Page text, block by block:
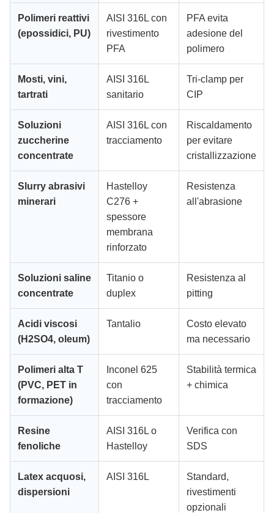
Polimeri reattivi
(epossidici, PU)
AISI 316L con
rivestimento
PFA
PFA evita
adesione del
polimero
Mosti, vini,
tartrati
AISI 316L
sanitario
Tri-clamp per
CIP
Soluzioni
zuccherine
concentrate
AISI 316L con
tracciamento
Riscaldamento
per evitare
cristallizzazione
Slurry abrasivi
minerari
Hastelloy
C276 +
spessore
membrana
rinforzato
Resistenza
all'abrasione
Soluzioni saline
concentrate
Titanio o
duplex
Resistenza al
pitting
Acidi viscosi
(H2SO4, oleum)
Tantalio
Costo elevato
ma necessario
Polimeri alta T
(PVC, PET in
formazione)
Inconel 625
con
tracciamento
Stabilità termica
+ chimica
Resine
fenoliche
AISI 316L o
Hastelloy
Verifica con
SDS
Latex acquosi,
dispersioni
AISI 316L
Standard,
rivestimenti
opzionali